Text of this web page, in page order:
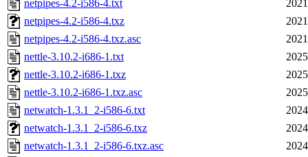
netpipes-4.2-i586-4.txt
netpipes-4.2-i586-4.txz
netpipes-4.2-i586-4.txz.asc
nettle-3.10.2-i686-1.txt
nettle-3.10.2-i686-1.txz
nettle-3.10.2-i686-1.txz.asc
netwatch-1.3.1_2-i586-6.txt
netwatch-1.3.1_2-i586-6.txz
netwatch-1.3.1_2-i586-6.txz.asc